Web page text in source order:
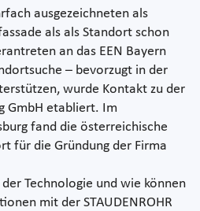
ausgezeichneten als
als als Standort schon
an das EEN Bayern
– bevorzugt in der
wurde Kontakt zu der
GmbH etabliert. Im
fand die österreichische
für die Gründung der Firma
Technologie und wie können
mit der STAUDENROHR